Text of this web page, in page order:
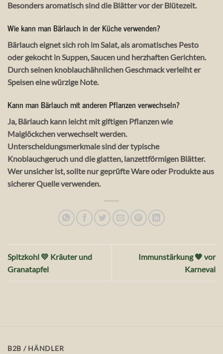
Besonders aromatisch sind die Blätter vor der Blütezeit.
Wie kann man Bärlauch in der Küche verwenden?
Bärlauch eignet sich roh im Salat, als aromatisches Pesto
oder gekocht in Suppen, Saucen und herzhaften Gerichten.
Durch seinen knoblauchähnlichen Geschmack verleiht er
Speisen eine würzige Note.
Kann man Bärlauch mit anderen Pflanzen verwechseln?
Ja, Bärlauch kann leicht mit giftigen Pflanzen wie
Maiglöckchen verwechselt werden.
Unterscheidungsmerkmale sind der typische
Knoblauchgeruch und die glatten, lanzettförmigen Blätter.
Wer unsicher ist, sollte nur geprüfte Ware oder Produkte aus
sicherer Quelle verwenden.
Spitzkohl 💛 Kräuter und
Granatapfel
Immunstärkung 🧡 vor
Karneval
B2B / HÄNDLER